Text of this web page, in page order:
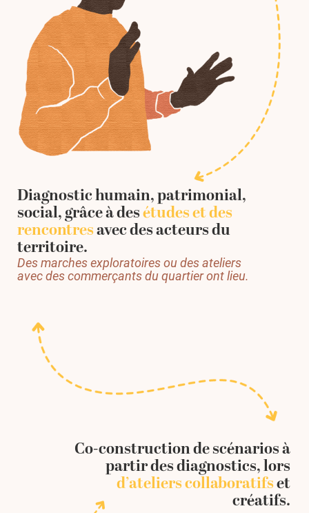
Diagnostic humain, patrimonial,
social, grâce à desétudes et des
rencontresavec des acteurs du
territoire.
Des marches exploratoires ou des ateliers
avec des commerçants du quartier ont lieu.
Co-construction de scénarios à
partir des diagnostics, lors
d’ateliers collaboratifset
créatifs.